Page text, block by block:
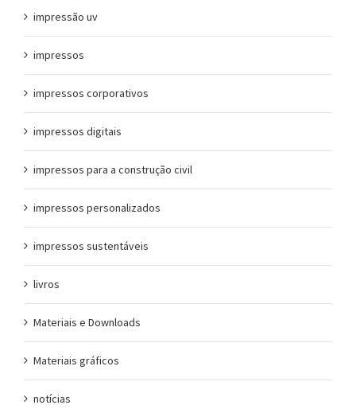
impressão uv
impressos
impressos corporativos
impressos digitais
impressos para a construção civil
impressos personalizados
impressos sustentáveis
livros
Materiais e Downloads
Materiais gráficos
notícias